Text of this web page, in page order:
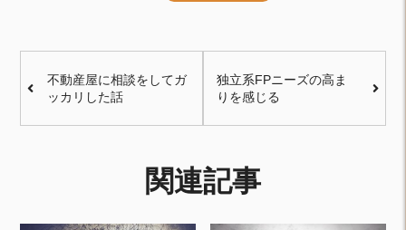
不動産屋に相談をしてガ
ッカリした話
独立系FPニーズの高ま
りを感じる
関連記事